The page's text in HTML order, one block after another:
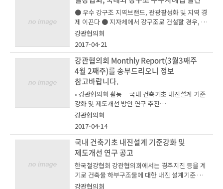
서(소정양식) 1통 ③ 피추천자 재직증명서 1
통 ④ 피추천자 증명사진(명함판) 3매 ○
접수 마감 : 2017년 9월 25일 18시 - 접수처 :
서울시 송파구 중대로 135 동관 15층 한국철강협
회(05717) 수요개발실 계장 최재
준 (T: 02-559-3586 / E-mail : z
ejune.choi@ekosa.or.kr) - 접수방법 : 등
기우편 및 직접 제출으로만 접수 (등기우편의 경우
마감시각 전까지 도착분만 인정) ○ 진행 일
정 - ('17) 9. 25 : 내지진강관 공로상 후보자
접수 마감 - 10월 중 : 수상자 선정 심사위원
회 개최 - 10월 말 : 수상자 발표 및 수상자 안
내 - 10월 말~ 11월 : 내지진강관 공로상 시
상식
을 탐방하고 현장 엔지니어들로부터 상세한 설명을
듣는 시간을 가졌다.특히, 세아제강 포항공장에서
별도로 마련한 내지진강관 설명회에서 심도 있는
제품 관련 논의 시간을 가져 참석자들의 호평을 받
았다.창민우구조컨설턴트 김성관 부사장은 “이번
현장 방문 간담회를 통해 설계 작업에 쓰이는 내지
진 강관이 어떻게 만들어지고 어떠한 우수성이 있
는지에 대해 알게 되었고, 향후 건축물 구조를 설계
할 때 더욱 많이 활용해야겠다는 생각이 들었다”고
말했다.강관협의회 내지진강관전문위원회는 국
내 주요 내지진 강관 제조사 5개사(세아제강, 현대
제철, 휴스틸, 하이스틸, 삼강엠엔티)가 참여하는
협의체로서 국내외 내지진강관 신규 수요 창출을
위한 다양한 활동 및 제품 표준화 등에 관한 연구를
활발히 전개 중에 있다.
임직원 42명이 참석한 가운데 소재-강관 동반성장
을 위한 기술교육을 개최하였다. 특히, 이번 기술교
육에는 소재 및 강관 용접기술에 대한 이론 교육 외
에 최근 신기술과 시장동향에 대한 전문가 초청 강
연으로 참석자의 큰 호응을 받았다.먼저, 전문가 초
청강연으로 ?철강 통상규제동향과 대응방안?에 대
해 세종ITC 정선호 회계사가 발표하였다. 트럼프 경
제 체제 이후 에너지강관 시장 전망에 대한 불확실
성이 고조되는 가운데 통상규제에 대한 대응방안으
로 반덤핑 위험이 존재하는 품목에 대해 사전 리스
크를 파악하여 전략을 수립하는 것이 중요하다고
강조했다. 연세대학교 손일 교수는 최근 사회적으
로 큰 이슈로 부각되고 있는 ?4차 산업혁명과 철강
산업의 미래?에 대해 발표하였다. 4차 산업을 철강
분야에 접목하여 작업효율성과 신기술을 개발할 수
있는 사례에 대해 설명하고, 4차 산업을 다양하게
적용하는 방안을 끊임없이 연구할 것을 제안하였
다.이론 교육으로는 현대제철 신민효 박사가 강관
용접기술 및 열연/후판 제조공정에 대해 설명하고,
● 우수 강구조 지역브랜드, 관광활성화 및 지역 경
제 이끈다 ● 지자체에서 강구조로 건설할 경우, 설
계 및 전문가 지원하고 향후 아름답고 튼튼한 교량
선정 홍보 계획
한국철강협회에서는 4/18일, ‘파리 에펠탑, 샌프
란시스코 금문교’ 와 같은 지역을 대표할 만한 건축
및 교량을 선정하여 지역 브랜드의 가치를 높이고
새로운 관광명소로서 많은 관광객에게 기쁨과 추억
을 선사하여 지역 경제 활성화을 위해 ‘국내외 강구
조 우수 건축물 사례집’을 발간하였다. 현재까지
완성된 마천루 중 가장 높은 두바이 부르즈칼리파
(삼성물산 건설)를 비롯해 매년 6천만명의 관광객
의 방문으로 9조원의 경제효과를 가져오는 파리 에
펠탑, 샌프란시스코의 금문교, 싱가폴 가든스바이
더베이 식물원을 게재하여 해외 아름다운 강구조
건축물을 통해 국가 위상과 랜드마크의 효과를 부
각시켰다. 특히, 국내 건축물 중 대한민국 랜드마
크인 제 2 롯데월드타워는 도시와 경제 발전이 우수
강구조 건축물에서 시작되고 있으며, 이를 활용하
강관협의회
2017-04-21
강관협의회 Monthly Report(3월3째주
4월 2째주)를 송부드리오니 정보
참고바랍니다.
• 강관협의회 활동 - 국내 건축기초 내진설계 기준
강화 및 제도개선 방안 연구 추진
- 기술위원회 워크숍 개최
• 한국철강협회 활동 - 제3차 글로벌 포럼 및 82차
OECD 철강위 참가
- 중국 국제철강컨퍼런스 참석 및 CEO 간담회
- CEO 대미 아웃리치 활동 사전방문
• 강관통계
- 강관 수급(제법별, 용도별)
- 국가별 수출
강관협의회
2017-04-14
국내 건축기초 내진설계 기준강화 및
제도개선 연구 공고
한국철강협회 강관협의회에서는 경주지진 등을 계
기로 건축물 하부구조물에 대한 내진 설계기준 강
화를 위한 제도개선 방안 수립을 위해 '국내 건축기
강관협의회